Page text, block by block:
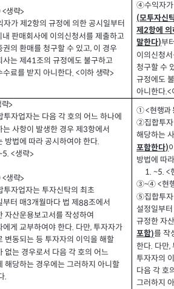
생략>
자가 제2항의 규정에 의한 공시일부터
내 판매회사에 이의신청서를 제출하고
권의 환매를 청구할 수 있고, 이 경우
사는 제41조의 규정에도 불구하고
수료를 받지 아니한다.<이하 생략>
④수익자
(모투자신
제2항에
말한다)부
이의신청
청구할 수
규정에도
아니한다.<
략>
투자업자는 다음 각 호의 어느 하나에
는 사항이 발생한 경우 제3항에서
방법에 따라 공시하여야 한다.
<생략>
<생략>
자업자는 투자신탁의 최초
부터 매3개월마다 법 제88조에서
자산운용보고서를 작성하여
에게 교부하여야 한다. 다만,투자자가
변동되는 등 투자자의 이익을 해할
없는 경우로서 다음 각 호의 어느
해당하는 경우에는 그러하지 아니할
.
① <현행과
②집합투
해당하는
포함한다)
방법에 따
1. ~5. <
③~④<현
⑤집합투자
설정일부
규정한 자
포함)를 작
한다. 다만,
투자자의
다음 각 호
그러하지